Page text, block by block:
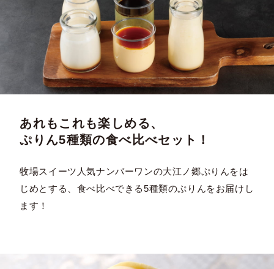
あれもこれも楽しめる、
ぷりん5種類の食べ比べセット！
牧場スイーツ人気ナンバーワンの大江ノ郷ぷりんをは
じめとする、食べ比べできる5種類のぷりんをお届けし
ます！